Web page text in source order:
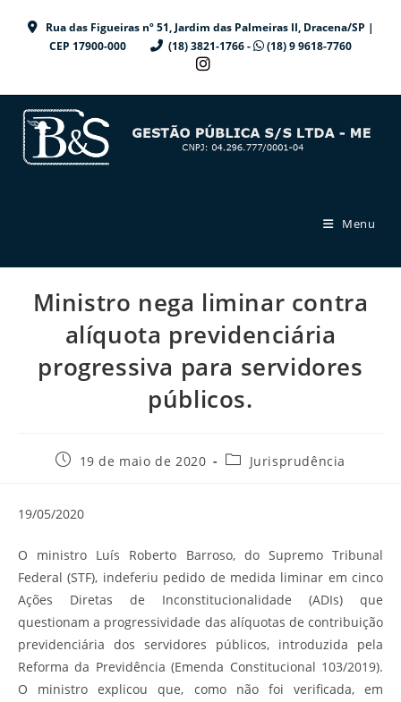
Rua das Figueiras nº 51, Jardim das Palmeiras II, Dracena/SP |
CEP 17900-000
(18) 3821-1766 - (18) 9 9618-7760
Menu
Ministro nega liminar contra
alíquota previdenciária
progressiva para servidores
públicos.
Post19 de maio de 2020
Categoria
Jurisprudência
19/05/2020
O ministro Luís Roberto Barroso, do Supremo Tribunal
Federal (STF), indeferiu pedido de medida liminar em cinco
Ações Diretas de Inconstitucionalidade (ADIs) que
questionam a progressividade das alíquotas de contribuição
previdenciária dos servidores públicos, introduzida pela
Reforma da Previdência (Emenda Constitucional 103/2019).
O ministro explicou que, como não foi verificada, em